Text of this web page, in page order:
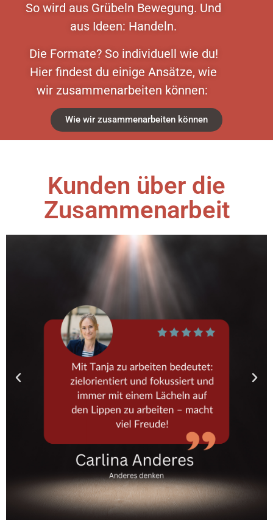
So wird aus Grübeln Bewegung. Und
aus Ideen: Handeln.
Die Formate? So individuell wie du!
Hier findest du einige Ansätze, wie
wir zusammenarbeiten können:
Wie wir zusammenarbeiten können
Kunden über die
Zusammenarbeit